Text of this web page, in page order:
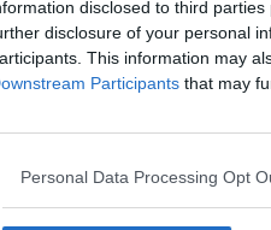
disclosed to third
disclosure of your personal
This information may
Participants that may
Personal Data Processing Opt
19 och spela på lokal?
inte roligt med t.ex. alla
lägga någon tid och energi på
man ta sig utomlands och undvika